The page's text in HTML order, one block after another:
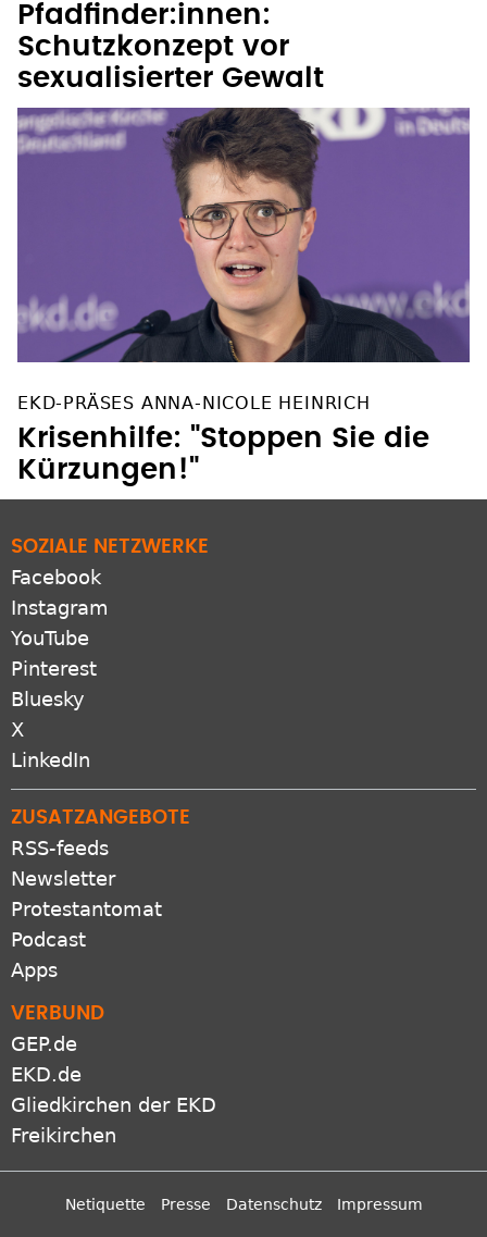
Pfadfinder:innen:
Schutzkonzept vor
sexualisierter Gewalt
EKD-PRÄSES ANNA-NICOLE HEINRICH
Krisenhilfe: "Stoppen Sie die
Kürzungen!"
SOZIALE NETZWERKE
Facebook
Instagram
YouTube
Pinterest
Bluesky
X
LinkedIn
ZUSATZANGEBOTE
RSS-feeds
Newsletter
Protestantomat
Podcast
Apps
VERBUND
GEP.de
EKD.de
Gliedkirchen der EKD
Freikirchen
Netiquette Presse Datenschutz Impressum